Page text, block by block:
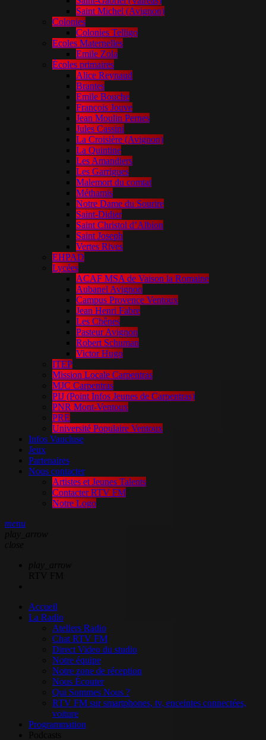
Saint Michel (Avignon)
Colonies
Colonies Telligo
Ecoles Maternelles
Emile Zola
Écoles primaires
Alice Reynaud
Brantes
Emile Bouche
François Jouve
Jean Moulin Pernes
Jules Cassini
La Croisière (Avignon)
La Quintine
Les Amandiers
Les Garrigues
Malemort du comtat
Méthamis
Notre Dame du Sourire
Saint-Didier
Saint Christol d’Albion
Saint Joseph
Vertes Rives
EHPAD
Lycées
ACAF MSA de Vaison la Romaine
Aubanel Avignon
Campus Provence Ventoux
Jean Henri Fabre
Les Chênes
Pasteur Avignon
Robert Schuman
Victor Hugo
ITEP
Mission Locale Carpentras
MJC Carpentras
PIJ (Point Infos Jeunes de Carpentras)
PNR Mont-Ventoux
PRE
Université Populaire Ventoux
Infos Vaucluse
Jeux
Partenaires
Nous contacter
Artistes et Jeunes Talents
Contacter RTV FM
Notre Logo
menu
Accueil
La Radio
Ateliers Radio
Chat RTV FM
Direct Video du studio
Notre équipe
Notre zone de réception
Nous Écouter
Qui Sommes Nous ?
RTV FM sur smartphones, tv, enceintes connectées,
voiture
Programmation